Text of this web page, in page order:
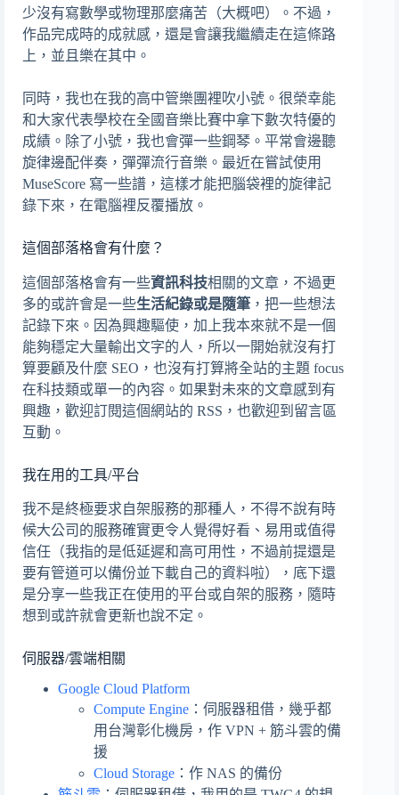
少沒有寫數學或物理那麼痛苦（大概吧）。不過，
作品完成時的成就感，還是會讓我繼續走在這條路
上，並且樂在其中。
同時，我也在我的高中管樂團裡吹小號。很榮幸能
和大家代表學校在全國音樂比賽中拿下數次特優的
成績。除了小號，我也會彈一些鋼琴。平常會邊聽
旋律邊配伴奏，彈彈流行音樂。最近在嘗試使用
MuseScore 寫一些譜，這樣才能把腦袋裡的旋律記
錄下來，在電腦裡反覆播放。
這個部落格會有什麼？
這個部落格會有一些資訊科技相關的文章，不過更
多的或許會是一些生活紀錄或是隨筆 ，把一些想法
記錄下來。因為興趣驅使，加上我本來就不是一個
能夠穩定大量輸出文字的人，所以一開始就沒有打
算要顧及什麼 SEO，也沒有打算將全站的主題 focus
在科技類或單一的內容。如果對未來的文章感到有
興趣，歡迎訂閱這個網站的 RSS，也歡迎到留言區
互動。
我在用的工具/平台
我不是終極要求自架服務的那種人，不得不說有時
候大公司的服務確實更令人覺得好看、易用或值得
信任（我指的是低延遲和高可用性，不過前提還是
要有管道可以備份並下載自己的資料啦），底下還
是分享一些我正在使用的平台或自架的服務，隨時
想到或許就會更新也說不定。
伺服器/雲端相關
Google Cloud Platform
Compute Engine ：伺服器租借，幾乎都
用台灣彰化機房，作 VPN + 筋斗雲的備
援
Cloud Storage ：作 NAS 的備份